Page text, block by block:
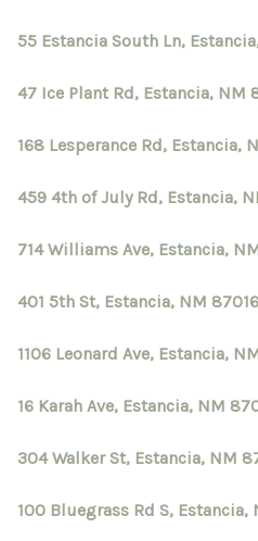
55 Estancia South Ln,
47 Ice Plant Rd, Estancia, NM
168 Lesperance Rd, Estancia,
459 4th of July Rd, Estancia,
714 Williams Ave, Estancia,
401 5th St, Estancia, NM 87016
1106 Leonard Ave, Estancia,
16 Karah Ave, Estancia, NM
304 Walker St, Estancia, NM
100 Bluegrass Rd S, Estancia,